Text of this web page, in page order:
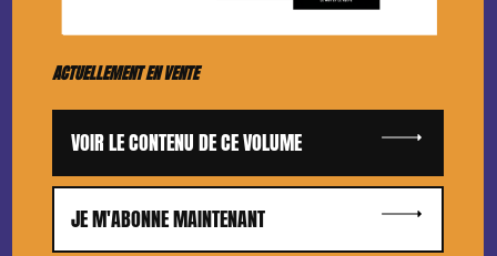
ACTUELLEMENT EN VENTE
VOIR LE CONTENU DE CE VOLUME
JE M'ABONNE MAINTENANT